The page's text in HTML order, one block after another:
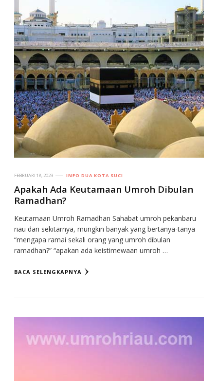
FEBRUARI 18, 2023 INFO DUA KOTA SUCI
Apakah Ada Keutamaan Umroh Dibulan
Ramadhan?
Keutamaan Umroh Ramadhan Sahabat umroh pekanbaru
riau dan sekitarnya, mungkin banyak yang bertanya-tanya
“mengapa ramai sekali orang yang umroh dibulan
ramadhan?” “apakan ada keistimewaan umroh …
BACA SELENGKAPNYA